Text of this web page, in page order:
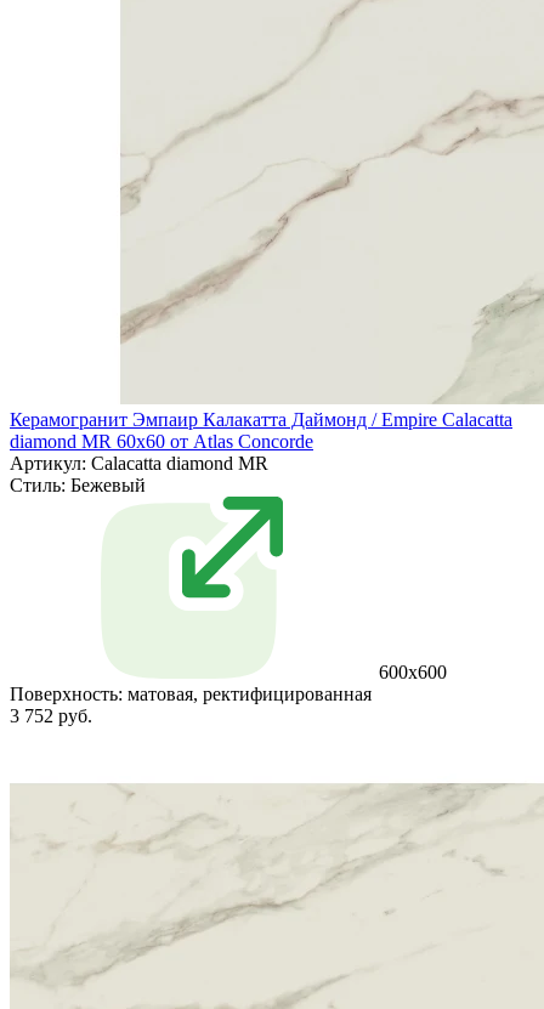
Керамогранит Эмпаир Калакатта Даймонд / Empire Calacatta
diamond MR 60x60 от Atlas Concorde
Артикул: Calacatta diamond MR
Стиль: Бежевый
600x600
Поверхность: матовая, ректифицированная
3 752 руб.